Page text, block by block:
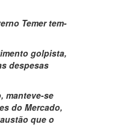
Temer tem-
golpista,
despesas
manteve-se
do Mercado,
que o